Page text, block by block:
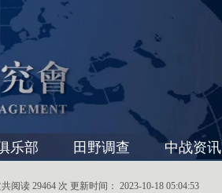
乐部 田野调查 中战资讯
阅读 29464 次 更新时间： 2023-10-18 05:04:53